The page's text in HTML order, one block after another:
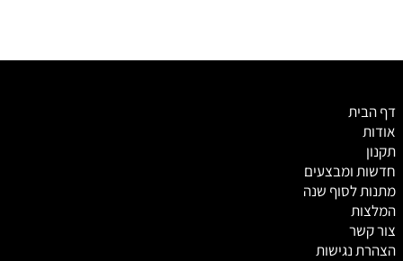
דף הבית
אודות
תקנון
חדשות ומבצעים
מתנות לסוף שנה
המלצות
צור קשר
הצהרת נגישות